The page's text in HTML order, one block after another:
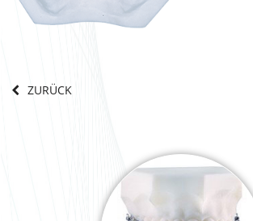
ZURÜCK